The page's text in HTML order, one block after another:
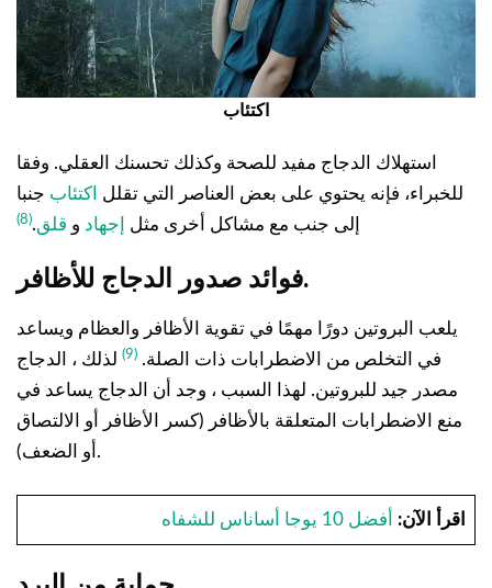
اكتئاب
استهلاك الدجاج مفيد للصحة وكذلك تحسنك العقلي. وفقا
للخبراء، فإنه يحتوي على بعض العناصر التي تقلل اكتئاب جنبا
إلى جنب مع مشاكل أخرى مثل
إجهاد و قلق.
(8)
فوائد صدور الدجاج للأظافر.
يلعب البروتين دورًا مهمًا في تقوية الأظافر والعظام ويساعد
في التخلص من الاضطرابات ذات الصلة. (9)
لذلك ، الدجاج
مصدر جيد للبروتين. لهذا السبب ، وجد أن الدجاج يساعد في
منع الاضطرابات المتعلقة بالأظافر (كسر الأظافر أو الالتصاق
أو الضعف).
اقرأ الآن: أفضل 10 يوجا أساناس للشفاه